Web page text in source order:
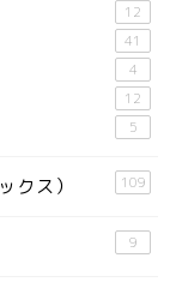
12
41
4
12
5
クス） 109
9